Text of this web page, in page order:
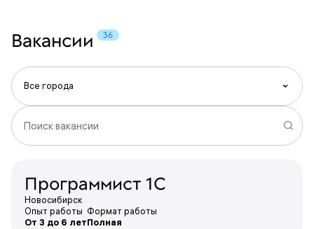
Вакансии
Все города
Все города
Минск
Новосибирск
Санкт-Петербург
Новосибирск
Программист 1С
Опыт работы
От 3 до 6 лет
Формат работы
Полная